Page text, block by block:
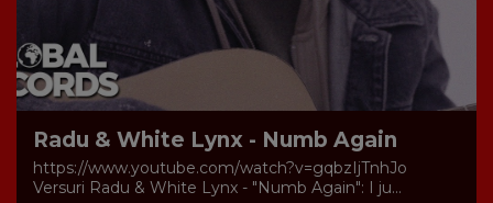
Radu & White Lynx - Numb Again
https://www.youtube.com/watch?v=gqbzIjTnhJo
Versuri Radu & White Lynx - "Numb Again": I ju...